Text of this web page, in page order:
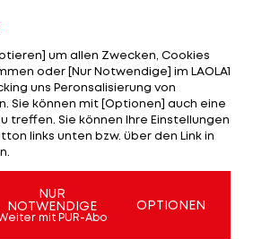
Lieblingsklub nennen
Premier League
Premier-League-Klub
sorgt für neuen
Rekordtransfer
Premier League
um allen Zwecken, Cookies
oder [Nur Notwendige] im LAOLA1
uns Peronsalisierung von
Sie können mit [Optionen] auch eine
treffen. Sie können Ihre Einstellungen
links unten bzw. über den Link in
NUR
NOTWENDIGE
mit PUR-Abo
OPTIONEN